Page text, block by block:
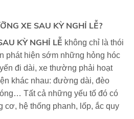
XE SAU KỲ NGHỈ LỄ?
KỲ NGHỈ LỄ không chỉ là thói
phát hiện sớm những hỏng hóc
đi dài, xe thường phải hoạt
khác nhau: đường dài, đèo
Tất cả những yếu tố đó có
cơ, hệ thống phanh, lốp, ắc quy